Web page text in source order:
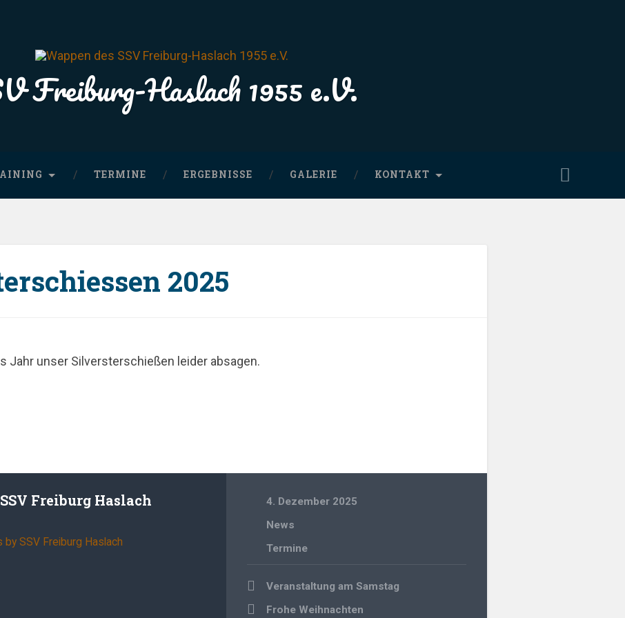
Freiburg-Haslach 1955 e.V.
TERMINE ERGEBNISSE GALERIE KONTAKT
2025
Jahr unser Silversterschießen leider absagen.
SSV Freiburg Haslach
SSV Freiburg Haslach
4. Dezember 2025
News
Termine
Beitragsnavigation
Veranstaltung am Samstag
Frohe Weihnachten